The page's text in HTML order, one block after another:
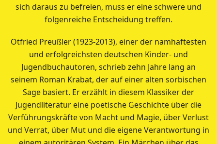
sich daraus zu befreien, muss er eine schwere und
folgenreiche Entscheidung treffen.
Otfried Preußler (1923-2013), einer der namhaftesten
und erfolgreichsten deutschen Kinder- und
Jugendbuchautoren, schrieb zehn Jahre lang an
seinem Roman Krabat, der auf einer alten sorbischen
Sage basiert. Er erzählt in diesem Klassiker der
Jugendliteratur eine poetische Geschichte über die
Verführungskräfte von Macht und Magie, über Verlust
und Verrat, über Mut und die eigene Verantwortung in